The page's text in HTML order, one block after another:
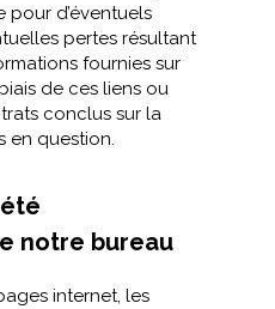
pour d’éventuels
pertes résultant
fournies sur
de ces liens ou
conclus sur la
en question.
notre bureau
internet, les